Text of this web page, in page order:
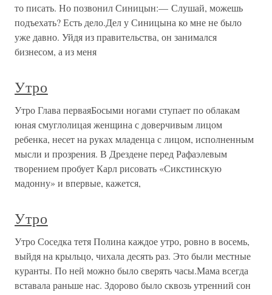
то писать. Но позвонил Синицын:— Слушай, можешь
подъехать? Есть дело.Дел у Синицына ко мне не было
уже давно. Уйдя из правительства, он занимался
бизнесом, а из меня
Утро
Утро Глава перваяБосыми ногами ступает по облакам
юная смуглолицая женщина с доверчивым лицом
ребенка, несет на руках младенца с лицом, исполненным
мысли и прозрения. В Дрездене перед Рафаэлевым
творением пробует Карл рисовать «Сикстинскую
мадонну» и впервые, кажется,
Утро
Утро Соседка тетя Полина каждое утро, ровно в восемь,
выйдя на крыльцо, чихала десять раз. Это были местные
куранты. По ней можно было сверять часы.Мама всегда
вставала раньше нас. Здорово было сквозь утренний сон